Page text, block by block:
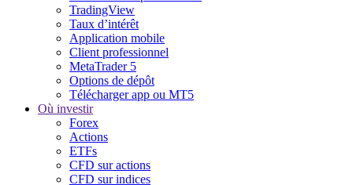
TradingView
Taux d’intérêt
Application mobile
Client professionnel
MetaTrader 5
Options de dépôt
Télécharger app ou MT5
Où investir
Forex
Actions
ETFs
CFD sur actions
CFD sur indices